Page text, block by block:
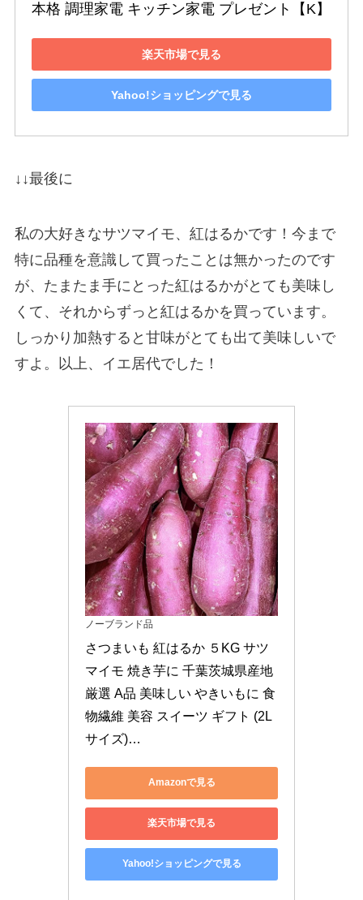
本格 調理家電 キッチン家電 プレゼント【K】
楽天市場で見る
Yahoo!ショッピングで見る
↓↓最後に
私の大好きなサツマイモ、紅はるかです！今まで
特に品種を意識して買ったことは無かったのです
が、たまたま手にとった紅はるかがとても美味し
くて、それからずっと紅はるかを買っています。
しっかり加熱すると甘味がとても出て美味しいで
すよ。以上、イエ居代でした！
ノーブランド品
さつまいも 紅はるか ５KG サツ
マイモ 焼き芋に 千葉茨城県産地
厳選 A品 美味しい やきいもに 食
物繊維 美容 スイーツ ギフト (2L
サイズ)…
Amazonで見る
楽天市場で見る
Yahoo!ショッピングで見る